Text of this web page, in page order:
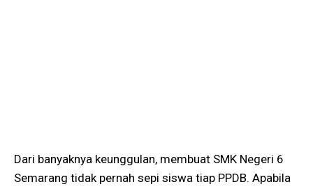
Dari banyaknya keunggulan, membuat SMK Negeri 6
Semarang tidak pernah sepi siswa tiap PPDB. Apabila